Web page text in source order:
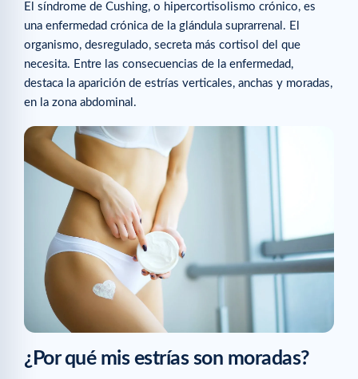
El síndrome de Cushing, o hipercortisolismo crónico, es
una enfermedad crónica de la glándula suprarrenal. El
organismo, desregulado, secreta más cortisol del que
necesita. Entre las consecuencias de la enfermedad,
destaca la aparición de estrías verticales, anchas y moradas,
en la zona abdominal.
¿Por qué mis estrías son moradas?